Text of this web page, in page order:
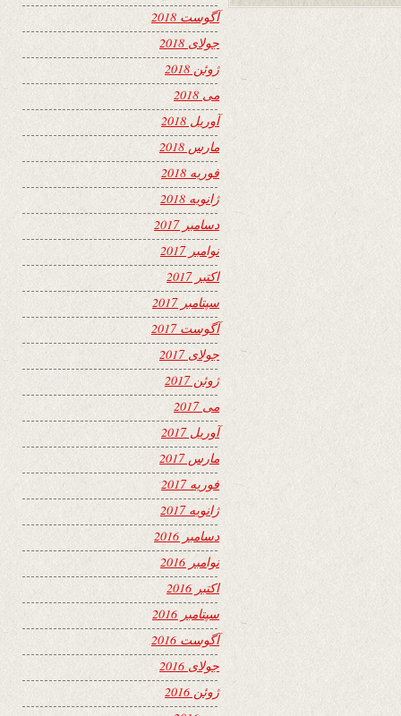
آگوست 2018
جولای 2018
ژوئن 2018
می 2018
آوریل 2018
مارس 2018
فوریه 2018
ژانویه 2018
دسامبر 2017
نوامبر 2017
اکتبر 2017
سپتامبر 2017
آگوست 2017
جولای 2017
ژوئن 2017
می 2017
آوریل 2017
مارس 2017
فوریه 2017
ژانویه 2017
دسامبر 2016
نوامبر 2016
اکتبر 2016
سپتامبر 2016
آگوست 2016
جولای 2016
ژوئن 2016